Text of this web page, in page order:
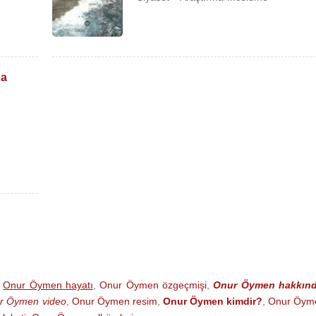
(2002)
Korumak (2005)
Onur Öymen hayatı ,Onur Öymen özgeçmişi ,Onur Öymen
Öymen video, Onur Öymen resim Onur Öymen kimdir? Onur